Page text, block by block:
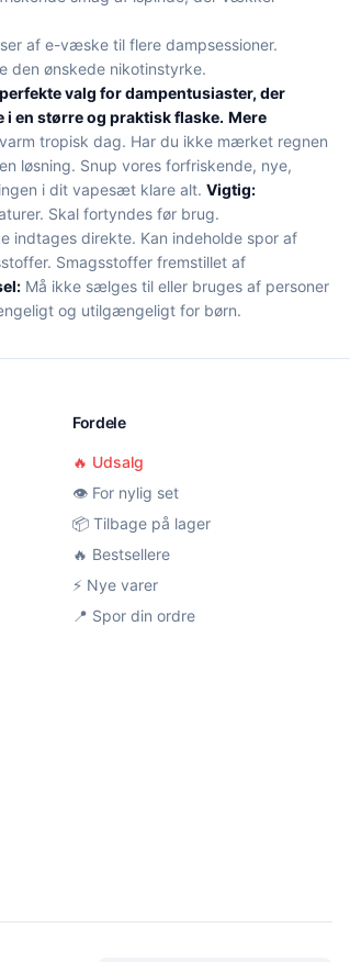
af e-væske til flere dampsessioner.
den ønskede nikotinstyrke.
valg for dampentusiaster, der
en større og praktisk flaske. Mere
tropisk dag. Har du ikke mærket regnen
løsning. Snup vores forfriskende, nye,
i dit vapesæt klare alt. Vigtig:
Skal fortyndes før brug.
indtages direkte. Kan indeholde spor af
Smagsstoffer fremstillet af
Må ikke sælges til eller bruges af personer
og utilgængeligt for børn.
Fordele
🔥 Udsalg
👁️ For nylig set
📦 Tilbage på lager
🔥 Bestsellere
⚡ Nye varer
📍 Spor din ordre